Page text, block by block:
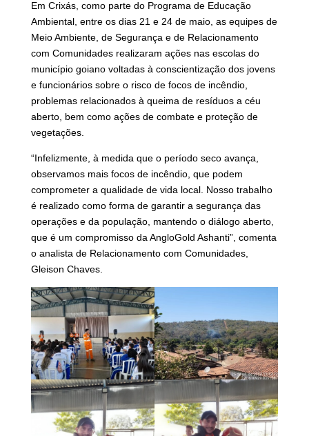
Em Crixás, como parte do Programa de Educação
Ambiental, entre os dias 21 e 24 de maio, as equipes de
Meio Ambiente, de Segurança e de Relacionamento
com Comunidades realizaram ações nas escolas do
município goiano voltadas à conscientização dos jovens
e funcionários sobre o risco de focos de incêndio,
problemas relacionados à queima de resíduos a céu
aberto, bem como ações de combate e proteção de
vegetações.
“Infelizmente, à medida que o período seco avança,
observamos mais focos de incêndio, que podem
comprometer a qualidade de vida local. Nosso trabalho
é realizado como forma de garantir a segurança das
operações e da população, mantendo o diálogo aberto,
que é um compromisso da AngloGold Ashanti”, comenta
o analista de Relacionamento com Comunidades,
Gleison Chaves.